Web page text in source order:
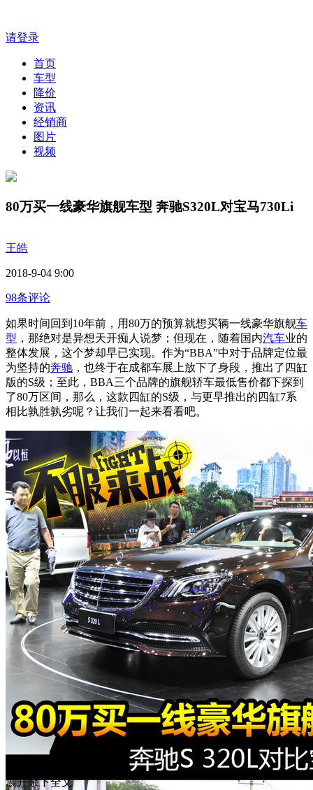
请登录
首页
车型
降价
资讯
经销商
图片
视频
80万买一线豪华旗舰车型 奔驰S320L对宝马730Li
王皓
2018-9-04 9:00
98条评论
如果时间回到10年前，用80万的预算就想买辆一线豪华旗舰车
型 ，那绝对是异想天开痴人说梦；但现在，随着国内汽车业的
整体发展，这个梦却早已实现。作为“BBA”中对于品牌定位最
为坚持的奔驰 ，也终于在成都车展上放下了身段，推出了四缸
版的S级；至此，BBA三个品牌的旗舰轿车最低售价都下探到
了80万区间，那么，这款四缸的S级，与更早推出的四缸7系
相比孰胜孰劣呢？让我们一起来看看吧。
展开余下全文